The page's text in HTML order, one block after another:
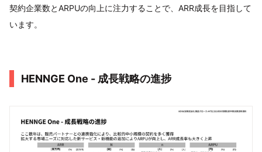
契約企業数とARPUの向上に注力することで、ARR成長を目指して
います。
HENNGE One - 成⻑戦略の進捗